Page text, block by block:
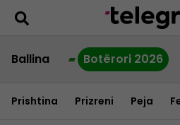
Ballina Botërori 2026
Prishtina Prizreni Peja